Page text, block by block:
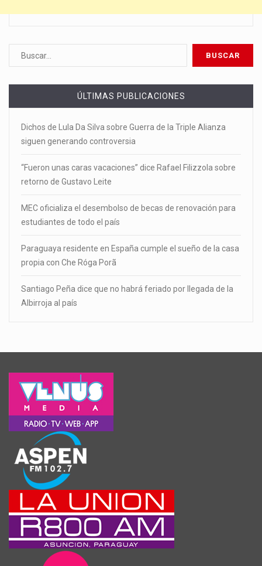
ÚLTIMAS PUBLICACIONES
Dichos de Lula Da Silva sobre Guerra de la Triple Alianza
siguen generando controversia
“Fueron unas caras vacaciones” dice Rafael Filizzola sobre
retorno de Gustavo Leite
MEC oficializa el desembolso de becas de renovación para
estudiantes de todo el país
Paraguaya residente en España cumple el sueño de la casa
propia con Che Róga Porã
Santiago Peña dice que no habrá feriado por llegada de la
Albirroja al país